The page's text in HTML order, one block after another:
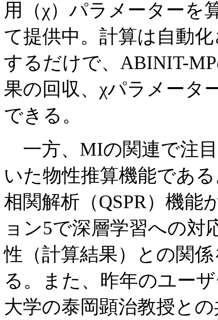
用（χ）パラメーターを
て提供中。計算は自動
するだけで、ABINIT-
果の回収、χパラメータ
できる。
一方、MIの関連で注
いた物性推算機能であ
相関解析（QSPR）機能
ョン5で深層学習への対
性（計算結果）との関
る。また、昨年のユー
大学の泰岡顕治教授と